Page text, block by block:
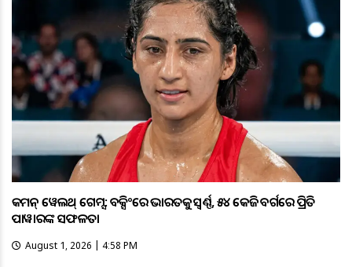
କମନ୍ ୱେଲଥ୍ ଗେମ୍ସ: ବକ୍ସିଂରେ ଭାରତକୁ ସ୍ବର୍ଣ୍ଣ, ୫୪ କେଜି ବର୍ଗରେ ପ୍ରିତି
ପାୱାରଙ୍କ ସଫଳତା
August 1, 2026 | 4:58 PM